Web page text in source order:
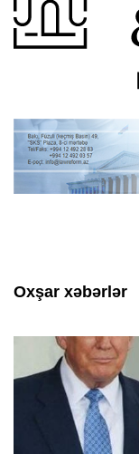
Oxşar xəbərlər